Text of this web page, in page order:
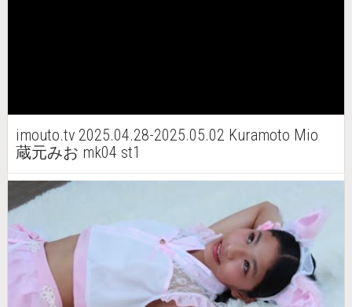
imouto.tv 2025.04.28-2025.05.02 Kuramoto Mio
蔵元みお mk04 st1